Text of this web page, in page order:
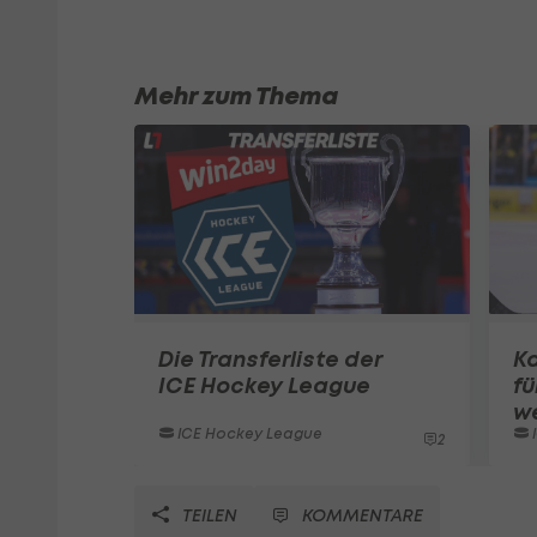
Mehr zum Thema
Die Transferliste der
ICE Hockey League
ICE Hockey League 2
TEILEN KOMMENTARE